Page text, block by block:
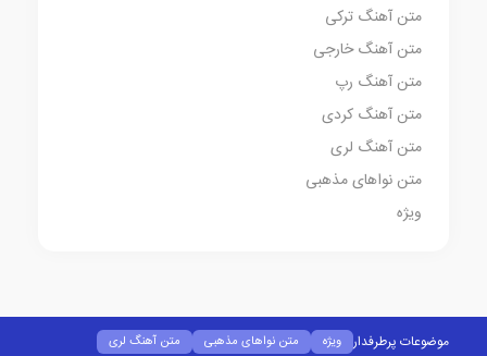
متن آهنگ ترکی
متن آهنگ خارجی
متن آهنگ رپ
متن آهنگ کردی
متن آهنگ لری
متن نواهای مذهبی
ویژه
موضوعات پرطرفدار ویژه متن نواهای مذهبی متن آهنگ لری